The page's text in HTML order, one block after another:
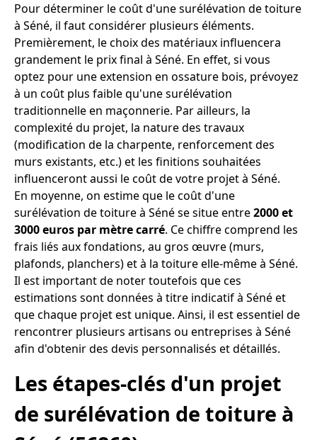
Pour déterminer le coût d'une surélévation de toiture
à Séné, il faut considérer plusieurs éléments.
Premièrement, le choix des matériaux influencera
grandement le prix final à Séné. En effet, si vous
optez pour une extension en ossature bois, prévoyez
à un coût plus faible qu'une surélévation
traditionnelle en maçonnerie. Par ailleurs, la
complexité du projet, la nature des travaux
(modification de la charpente, renforcement des
murs existants, etc.) et les finitions souhaitées
influenceront aussi le coût de votre projet à Séné.
En moyenne, on estime que le coût d'une
surélévation de toiture à Séné se situe entre2000 et
3000 euros par mètre carré. Ce chiffre comprend les
frais liés aux fondations, au gros œuvre (murs,
plafonds, planchers) et à la toiture elle-même à Séné.
Il est important de noter toutefois que ces
estimations sont données à titre indicatif à Séné et
que chaque projet est unique. Ainsi, il est essentiel de
rencontrer plusieurs artisans ou entreprises à Séné
afin d'obtenir des devis personnalisés et détaillés.
Les étapes-clés d'un projet
de surélévation de toiture à